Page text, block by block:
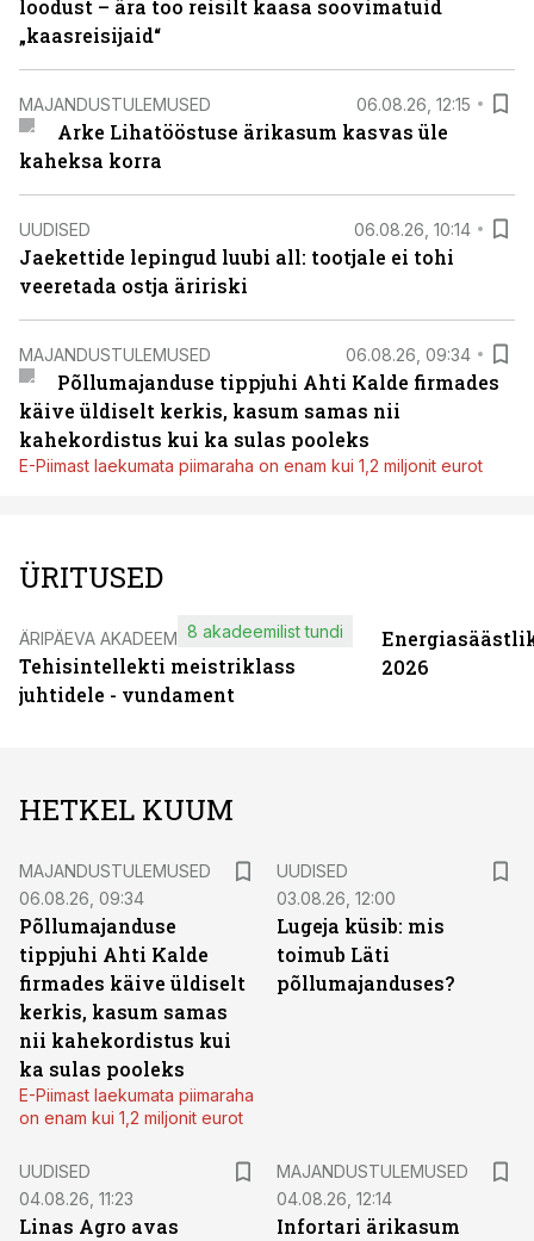
loodust – ära too reisilt kaasa soovimatuid
„kaasreisijaid“
MAJANDUSTULEMUSED 06.08.26, 12:15
Arke Lihatööstuse ärikasum kasvas üle
kaheksa korra
UUDISED 06.08.26, 10:14
Jaekettide lepingud luubi all: tootjale ei tohi
veeretada ostja äririski
MAJANDUSTULEMUSED 06.08.26, 09:34
Põllumajanduse tippjuhi Ahti Kalde firmades
käive üldiselt kerkis, kasum samas nii
kahekordistus kui ka sulas pooleks
E-Piimast laekumata piimaraha on enam kui 1,2 miljonit eurot
ÜRITUSED
ÄRIPÄEVA AKADEEMIA
Tehisintellekti meistriklass
juhtidele - vundament
8 akadeemilist tundi
2026
HETKEL KUUM
MAJANDUSTULEMUSED
06.08.26, 09:34
Põllumajanduse
tippjuhi Ahti Kalde
firmades käive üldiselt
kerkis, kasum samas
nii kahekordistus kui
ka sulas pooleks
E-Piimast laekumata piimaraha
on enam kui 1,2 miljonit eurot
UUDISED
03.08.26, 12:00
Lugeja küsib: mis
toimub Läti
põllumajanduses?
UUDISED
04.08.26, 11:23
Linas Agro avas
MAJANDUSTULEMUSED
04.08.26, 12:14
Infortari ärikasum